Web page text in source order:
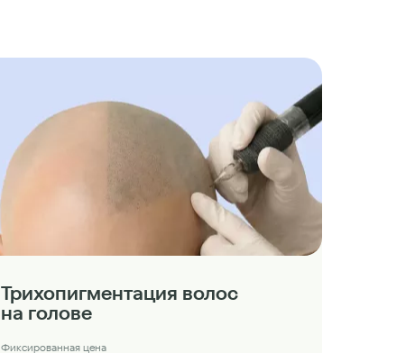
Трихопигментация волос
на голове
Фиксированная цена